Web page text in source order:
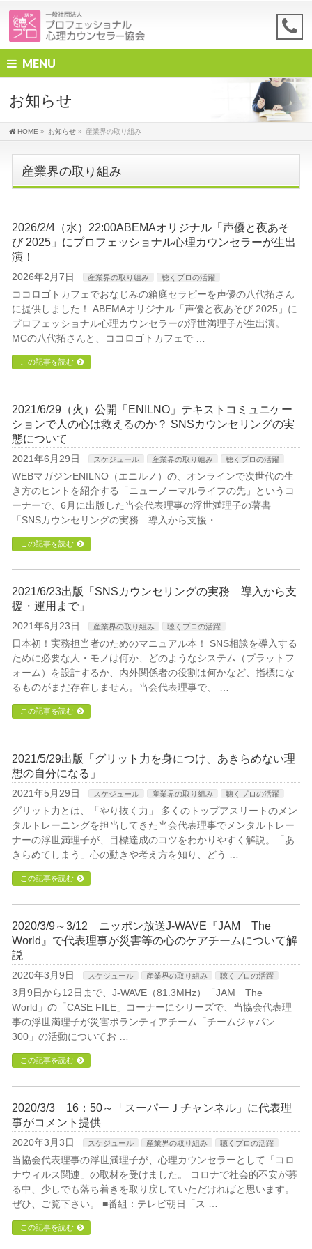
MENU
お知らせ
HOME » お知らせ » 産業界の取り組み
産業界の取り組み
2026/2/4（水）22:00ABEMAオリジナル「声優と夜あそ
び 2025」にプロフェッショナル心理カウンセラーが生出
演！
2026年2月7日 産業界の取り組み 聴くプロの活躍
ココロゴトカフェでおなじみの箱庭セラピーを声優の八代拓さん
に提供しました！ ABEMAオリジナル「声優と夜あそび 2025」に
プロフェッショナル心理カウンセラーの浮世満理子が生出演。
MCの八代拓さんと、ココロゴトカフェで …
この記事を読む
2021/6/29（火）公開「ENILNO」テキストコミュニケー
ションで人の心は救えるのか？ SNSカウンセリングの実
態について
2021年6月29日 スケジュール 産業界の取り組み 聴くプロの活躍
WEBマガジンENILNO（エニルノ）の、オンラインで次世代の生
き方のヒントを紹介する「ニューノーマルライフの先」というコ
ーナーで、6月に出版した当会代表理事の浮世満理子の著書
「SNSカウンセリングの実務 導入から支援・ …
この記事を読む
2021/6/23出版「SNSカウンセリングの実務 導入から支
援・運用まで」
2021年6月23日 産業界の取り組み 聴くプロの活躍
日本初！実務担当者のためのマニュアル本！ SNS相談を導入する
ために必要な人・モノは何か、どのようなシステム（プラットフ
ォーム）を設計するか、内外関係者の役割は何かなど、指標にな
るものがまだ存在しません。当会代表理事で、 …
この記事を読む
2021/5/29出版「グリット力を身につけ、あきらめない理
想の自分になる」
2021年5月29日 スケジュール 産業界の取り組み 聴くプロの活躍
グリット力とは、「やり抜く力」 多くのトップアスリートのメン
タルトレーニングを担当してきた当会代表理事でメンタルトレー
ナーの浮世満理子が、目標達成のコツをわかりやすく解説。「あ
きらめてしまう」心の動きや考え方を知り、どう …
この記事を読む
2020/3/9～3/12 ニッポン放送J-WAVE『JAM The
World』で代表理事が災害等の心のケアチームについて解
説
2020年3月9日 スケジュール 産業界の取り組み 聴くプロの活躍
3月9日から12日まで、J-WAVE（81.3MHz）「JAM The
World」の「CASE FILE」コーナーにシリーズで、当協会代表理
事の浮世満理子が災害ボランティアチーム「チームジャパン
300」の活動についてお …
この記事を読む
2020/3/3 16：50～「スーパーＪチャンネル」に代表理
事がコメント提供
2020年3月3日 スケジュール 産業界の取り組み 聴くプロの活躍
当協会代表理事の浮世満理子が、心理カウンセラーとして「コロ
ナウィルス関連」の取材を受けました。 コロナで社会的不安が募
る中、少しでも落ち着きを取り戻していただければと思います。
ぜひ、ご覧下さい。 ■番組：テレビ朝日「ス …
この記事を読む